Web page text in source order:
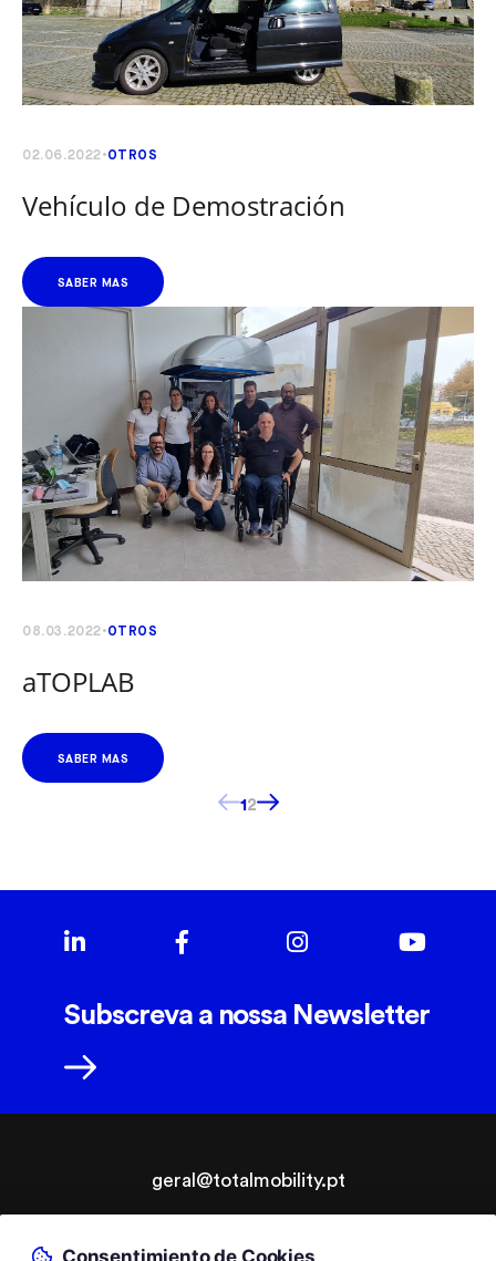
02.06.2022 OTROS
Vehículo de Demostración
SABER MAS
08.03.2022 OTROS
aTOPLAB
SABER MAS
12
Subscreva a nossa Newsletter
geral@totalmobility.pt
Consentimiento de Cookies